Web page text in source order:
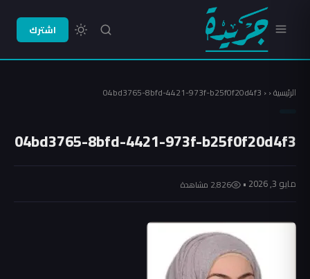
اشترك
الرئيسية‹
‹
04bd3765-8bfd-4421-973f-b25f0f20d4f3
04bd3765-8bfd-4421-973f-b25f0f20d4f3
مايو 3, 2026 • 2٬826 مشاهدة